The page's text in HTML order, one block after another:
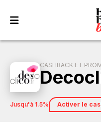
CASHBACK ET
jusqu'à 1.5% Activer le